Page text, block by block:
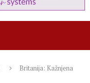
Britanija: Kažnjena